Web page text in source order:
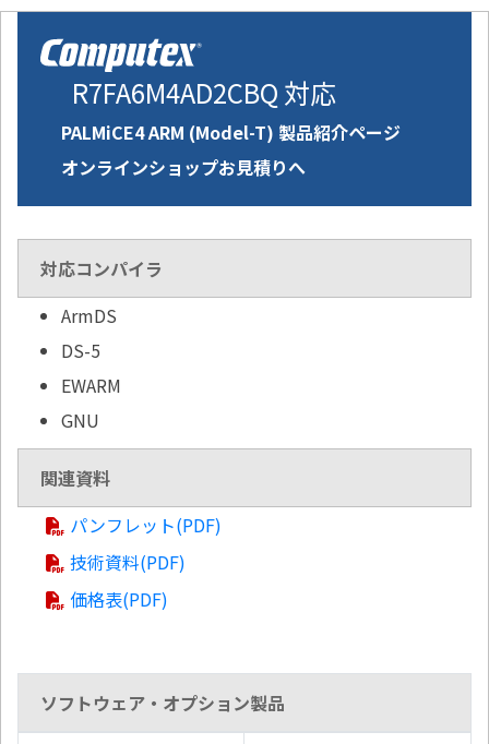
R7FA6M4AD2CBQ 対応
PALMiCE4 ARM (Model-T) 製品紹介ページ
オンラインショップお見積りへ
対応コンパイラ
ArmDS
DS-5
EWARM
GNU
関連資料
パンフレット(PDF)
技術資料(PDF)
価格表(PDF)
ソフトウェア・オプション製品